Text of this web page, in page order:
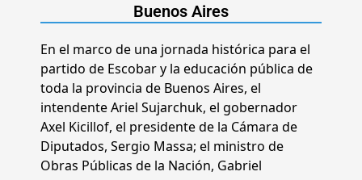
Buenos Aires
En el marco de una jornada histórica para el
partido de Escobar y la educación pública de
toda la provincia de Buenos Aires, el
intendente Ariel Sujarchuk, el gobernador
Axel Kicillof, el presidente de la Cámara de
Diputados, Sergio Massa; el ministro de
Obras Públicas de la Nación, Gabriel